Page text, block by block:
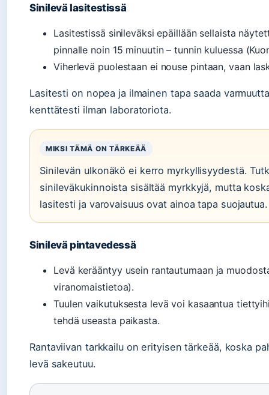
Sinilevä lasitestissä
Lasitestissä sinileväksi epäillään sellaista
pinnalle noin 15 minuutin – tunnin kuluessa
Viherlevä puolestaan ei nouse pintaan, vaan
Lasitesti on nopea ja ilmainen tapa saada
kenttätesti ilman laboratoriota.
MIKSI TÄMÄ ON TÄRKEÄÄ
Sinilevän ulkonäkö ei kerro myrkyllisyydestä.
sinileväkukinnoista sisältää myrkkyjä, mutta
lasitesti ja varovaisuus ovat ainoa tapa suojautua.
Sinilevä pintavedessä
Levä kerääntyy usein rantautumaan ja
viranomaistietoa).
Tuulen vaikutuksesta levä voi kasaantua
tehdä useasta paikasta.
Rantaviivan tarkkailu on erityisen tärkeää, koska
levä sakeutuu.